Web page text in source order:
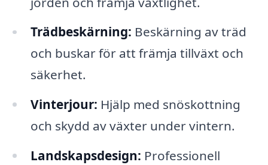
Trädbeskärning: Beskärning av träd
och buskar för att främja tillväxt och
säkerhet.
Vinterjour: Hjälp med snöskottning
och skydd av växter under vintern.
Landskapsdesign: Professionell